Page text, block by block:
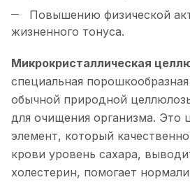
Повышению физической
жизненного тонуса.
Микрокристаллическая
специальная
обычной природной
для очищения организма. Это
элемент, который
крови уровень сахара,
холестерин, помогает